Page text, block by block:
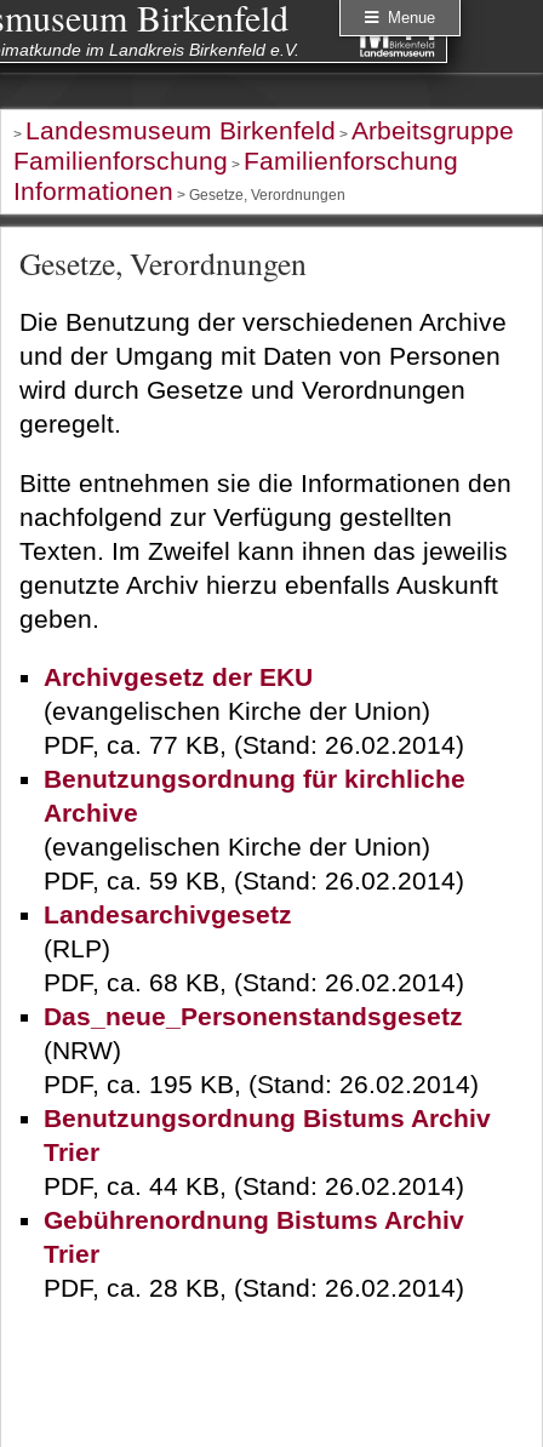
Birkenfeld
im Landkreis Birkenfeld e.V.
> Landesmuseum Birkenfeld > Arbeitsgruppe
Familienforschung > Familienforschung
Informationen > Gesetze, Verordnungen
Gesetze, Verordnungen
Die Benutzung der verschiedenen Archive
und der Umgang mit Daten von Personen
wird durch Gesetze und Verordnungen
geregelt.
Bitte entnehmen sie die Informationen den
nachfolgend zur Verfügung gestellten
Texten. Im Zweifel kann ihnen das jeweilis
genutzte Archiv hierzu ebenfalls Auskunft
geben.
Archivgesetz der EKU
(evangelischen Kirche der Union)
PDF, ca. 77 KB, (Stand: 26.02.2014)
Benutzungsordnung für kirchliche
Archive
(evangelischen Kirche der Union)
PDF, ca. 59 KB, (Stand: 26.02.2014)
Landesarchivgesetz
(RLP)
PDF, ca. 68 KB, (Stand: 26.02.2014)
Das_neue_Personenstandsgesetz
(NRW)
PDF, ca. 195 KB, (Stand: 26.02.2014)
Benutzungsordnung Bistums Archiv
Trier
PDF, ca. 44 KB, (Stand: 26.02.2014)
Gebührenordnung Bistums Archiv
Trier
PDF, ca. 28 KB, (Stand: 26.02.2014)
Menue